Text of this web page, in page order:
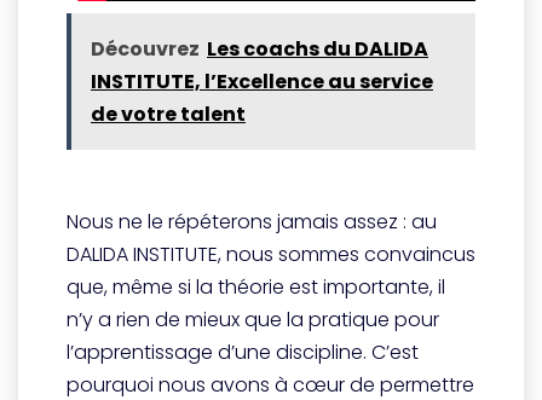
Découvrez Les coachs du DALIDA
INSTITUTE, l’Excellence au service
de votre talent
Nous ne le répéterons jamais assez : au
DALIDA INSTITUTE, nous sommes convaincus
que, même si la théorie est importante, il
n’y a rien de mieux que la pratique pour
l’apprentissage d’une discipline. C’est
pourquoi nous avons à cœur de permettre